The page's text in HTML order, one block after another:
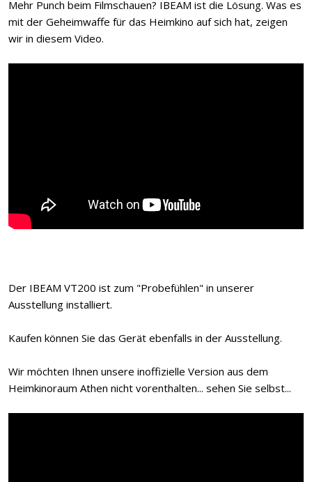
Mehr Punch beim Filmschauen? IBEAM ist die Lösung. Was es
mit der Geheimwaffe für das Heimkino auf sich hat, zeigen
wir in diesem Video.
Der IBEAM VT200 ist zum "Probefühlen" in unserer
Ausstellung installiert.
Kaufen können Sie das Gerät ebenfalls in der Ausstellung.
Wir möchten Ihnen unsere inoffizielle Version aus dem
Heimkinoraum Athen nicht vorenthalten... sehen Sie selbst...